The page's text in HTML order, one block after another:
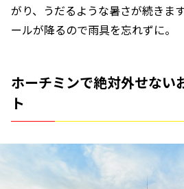
がり、うだるような暑さが続きま
ールが降るので雨具を忘れずに。
ホーチミンで絶対外せない
ト